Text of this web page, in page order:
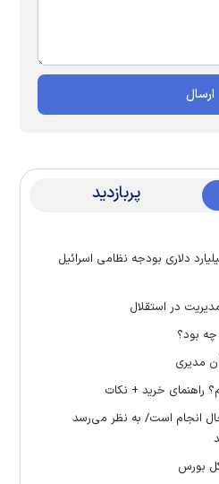
پربازدید
خواستار افزایش ۱۴ میلیارد دلاری بودجه نظامی اسرائیل
در استقلال
بود؟
راهنمای خرید + نکات
انجام است/ به نظر می‌رسد